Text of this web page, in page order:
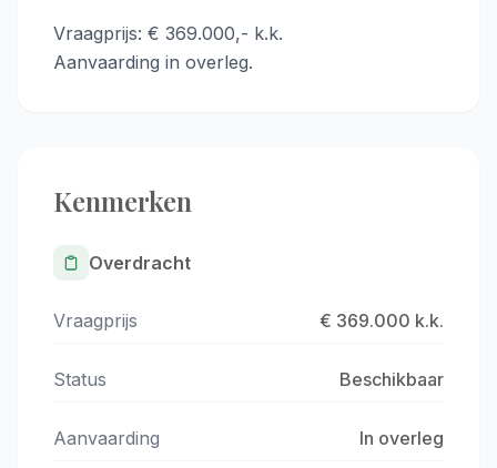
Vraagprijs: € 369.000,- k.k.
Aanvaarding in overleg.
Kenmerken
Overdracht
Vraagprijs € 369.000 k.k.
Status Beschikbaar
Aanvaarding In overleg